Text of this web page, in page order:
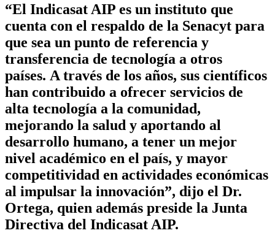
“El Indicasat AIP es un instituto que
cuenta con el respaldo de la Senacyt para
que sea un punto de referencia y
transferencia de tecnología a otros
países. A través de los años, sus científicos
han contribuido a ofrecer servicios de
alta tecnología a la comunidad,
mejorando la salud y aportando al
desarrollo humano, a tener un mejor
nivel académico en el país, y mayor
competitividad en actividades económicas
al impulsar la innovación”, dijo el Dr.
Ortega, quien además preside la Junta
Directiva del Indicasat AIP.